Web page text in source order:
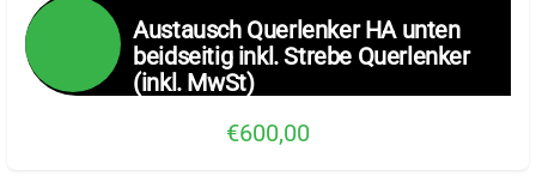
Austausch Querlenker HA unten
beidseitig inkl. Strebe Querlenker
(inkl. MwSt)
€600,00